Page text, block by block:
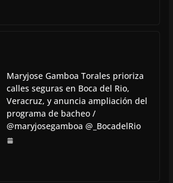
Maryjose Gamboa Torales prioriza
calles seguras en Boca del Rio,
Veracruz, y anuncia ampliación del
programa de bacheo /
@maryjosegamboa @_BocadelRio